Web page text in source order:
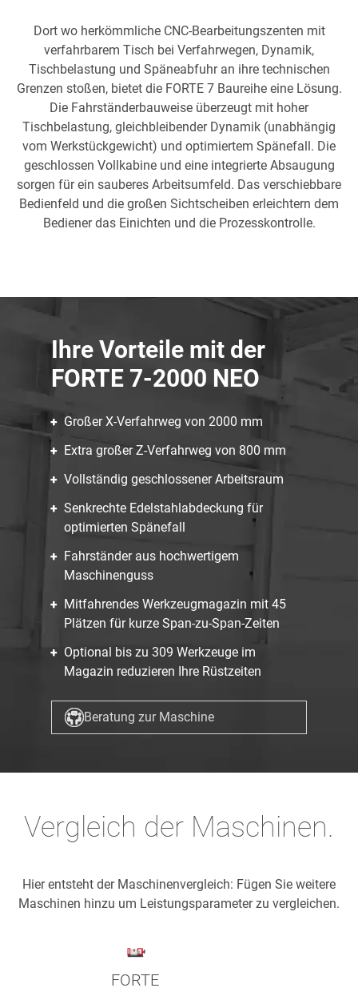
Dort wo herkömmliche CNC-Bearbeitungszenten mit
verfahrbarem Tisch bei Verfahrwegen, Dynamik,
Tischbelastung und Späneabfuhr an ihre technischen
Grenzen stoßen, bietet die FORTE 7 Baureihe eine Lösung.
Die Fahrständerbauweise überzeugt mit hoher
Tischbelastung, gleichbleibender Dynamik (unabhängig
vom Werkstückgewicht) und optimiertem Spänefall. Die
geschlossen Vollkabine und eine integrierte Absaugung
sorgen für ein sauberes Arbeitsumfeld. Das verschiebbare
Bedienfeld und die großen Sichtscheiben erleichtern dem
Bediener das Einichten und die Prozesskontrolle.
Ihre Vorteile mit der
FORTE 7-2000 NEO
Großer X-Verfahrweg von 2000 mm
Extra großer Z-Verfahrweg von 800 mm
Vollständig geschlossener Arbeitsraum
Senkrechte Edelstahlabdeckung für
optimierten Spänefall
Fahrständer aus hochwertigem
Maschinenguss
Mitfahrendes Werkzeugmagazin mit 45
Plätzen für kurze Span-zu-Span-Zeiten
Optional bis zu 309 Werkzeuge im
Magazin reduzieren Ihre Rüstzeiten
Beratung zur Maschine
Vergleich der Maschinen.
Hier entsteht der Maschinenvergleich: Fügen Sie weitere
Maschinen hinzu um Leistungsparameter zu vergleichen.
FORTE